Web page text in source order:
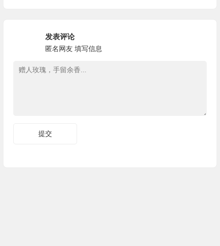
发表评论
匿名网友 填写信息